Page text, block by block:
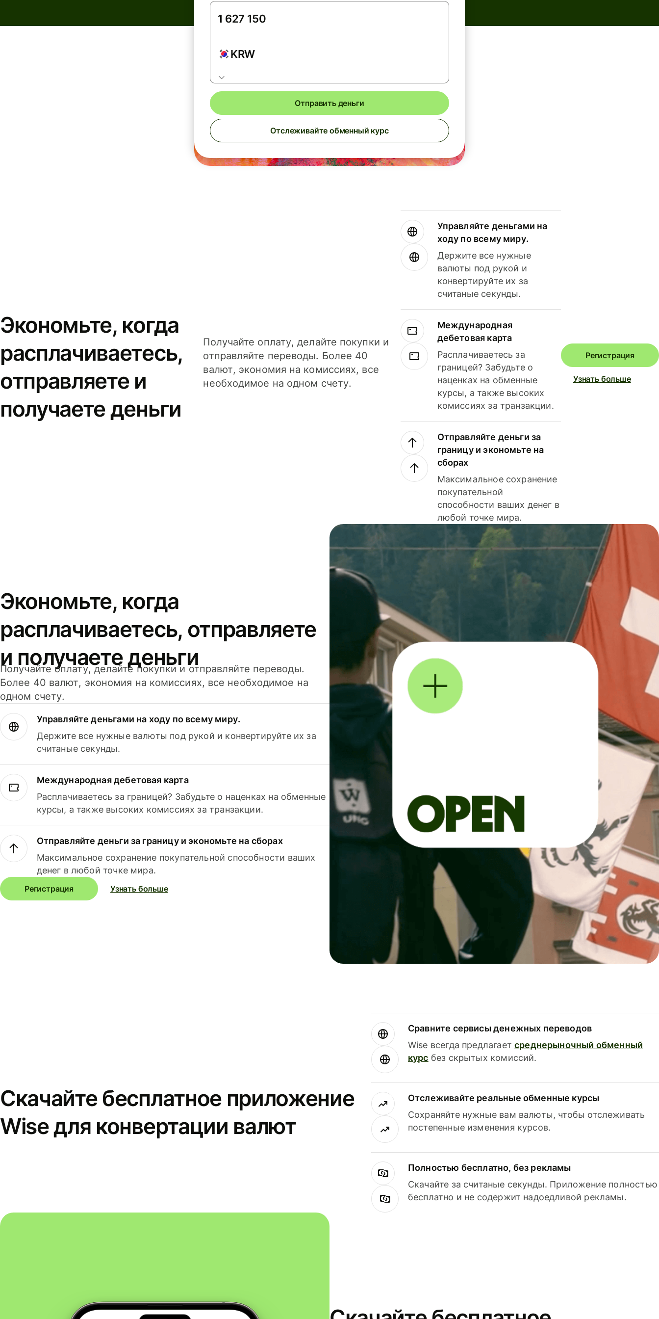
KRW
Отправить деньги
Отслеживайте обменный курс
Экономьте, когда
расплачиваетесь,
отправляете и
получаете деньги
Получайте оплату, делайте покупки и
отправляйте переводы. Более 40
валют, экономия на комиссиях, все
необходимое на одном счету.
Управляйте деньгами на
ходу по всему миру.
Держите все нужные
валюты под рукой и
конвертируйте их за
считаные секунды.
Международная
дебетовая карта
Расплачиваетесь за
границей? Забудьте о
наценках на обменные
курсы, а также высоких
комиссиях за транзакции.
Отправляйте деньги за
границу и экономьте на
сборах
Максимальное сохранение
покупательной
способности ваших денег в
любой точке мира.
Регистрация
Узнать больше
Экономьте, когда
расплачиваетесь, отправляете
и получаете деньги
Получайте оплату, делайте покупки и отправляйте переводы.
Более 40 валют, экономия на комиссиях, все необходимое на
одном счету.
Управляйте деньгами на ходу по всему миру.
Держите все нужные валюты под рукой и конвертируйте их за
считаные секунды.
Международная дебетовая карта
Расплачиваетесь за границей? Забудьте о наценках на обменные
курсы, а также высоких комиссиях за транзакции.
Отправляйте деньги за границу и экономьте на сборах
Максимальное сохранение покупательной способности ваших
денег в любой точке мира.
Регистрация Узнать больше
Скачайте бесплатное приложение
Wise для конвертации валют
Сравните сервисы денежных переводов
Wise всегда предлагаетсреднерыночный обменный
курс без скрытых комиссий.
Отслеживайте реальные обменные курсы
Сохраняйте нужные вам валюты, чтобы отслеживать
постепенные изменения курсов.
Полностью бесплатно, без рекламы
Скачайте за считаные секунды. Приложение полностью
бесплатно и не содержит надоедливой рекламы.